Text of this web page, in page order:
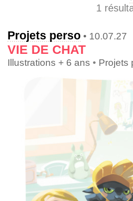
1
Projets perso • 10.07.27
VIE DE CHAT
Illustrations + 6 ans • Projets